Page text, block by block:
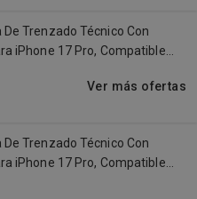
Ver más ofertas